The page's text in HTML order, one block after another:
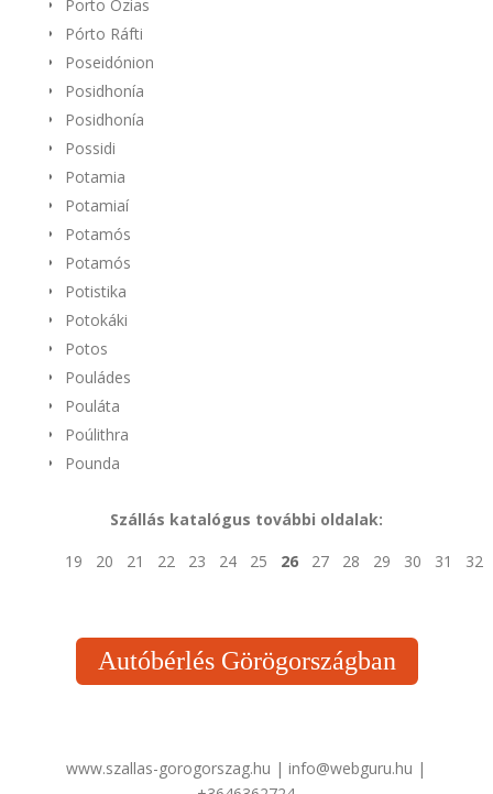
Porto Ozias
Pórto Ráfti
Poseidónion
Posidhonía
Posidhonía
Possidi
Potamia
Potamiaí
Potamós
Potamós
Potistika
Potokáki
Potos
Pouládes
Pouláta
Poúlithra
Pounda
Szállás katalógus további oldalak:
19
20 21 22 23 24 25 26 27 28 29 30 31 32
Autóbérlés Görögországban
www.szallas-gorogorszag.hu | info@webguru.hu |